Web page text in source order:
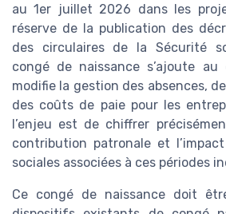
au 1er juillet 2026 dans les
réserve de la publication des
des circulaires de la Sécurité
congé de naissance s’ajoute
modifie la gestion des absences,
des coûts de paie pour les
l’enjeu est de chiffrer
contribution patronale et
sociales associées à ces périodes
Ce congé de naissance doit